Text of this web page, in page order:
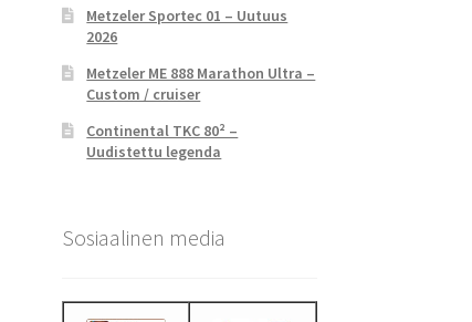
Metzeler Sportec 01 – Uutuus
2026
Metzeler ME 888 Marathon Ultra –
Custom / cruiser
Continental TKC 80² –
Uudistettu legenda
Sosiaalinen media